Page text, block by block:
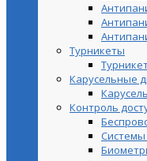
Турникеты
Карусельные
Контроль
Системы